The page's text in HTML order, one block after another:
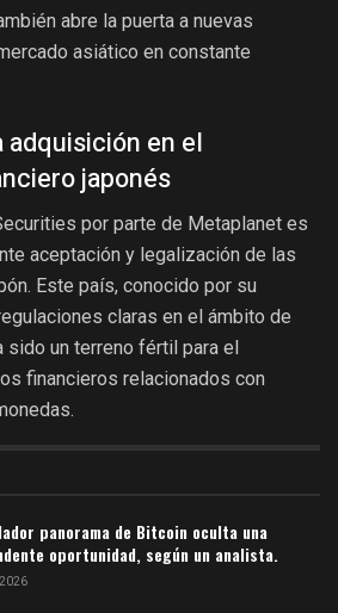
abre la puerta a nuevas
asiático en constante
adquisición en el
japonés
por parte de Metaplanet es
aceptación y legalización de las
Este país, conocido por su
claras en el ámbito de
sido un terreno fértil para el
financieros relacionados con
panorama de Bitcoin oculta una
oportunidad, según un analista.